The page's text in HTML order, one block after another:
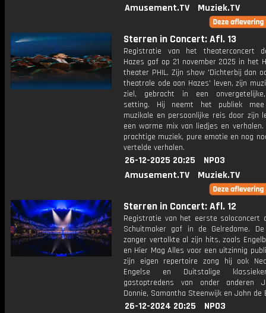
Amusement.TV
Muziek.TV
Sterren in Concert: Afl. 13
Registratie van het theaterconcert
Hazes gaf op 21 november 2025 in het
theater PHIL. Zijn show 'Dichterbij dan
theatrale ode aan Hazes' leven, zijn
ziel, gebracht in een
setting. Hij neemt het publiek
muzikale en persoonlijke reis door zijn
een warme mix van liedjes en verhalen.
prachtige muziek, pure emotie en nog
vertelde verhalen.
26-12-2025 20:25
NPO3
Amusement.TV
Muziek.TV
Sterren in Concert: Afl. 12
Registratie van het eerste soloconcert
Schuitmaker gaf in de Gelredome.
zanger vertolkte al zijn hits, zoals
en Hier Mag Alles voor een uitzinnig
zijn eigen repertoire zong hij ook
Engelse en Duitstalige
gastoptredens van onder anderen
Donnie, Samantha Steenwijk en John de
26-12-2024 20:25
NPO3